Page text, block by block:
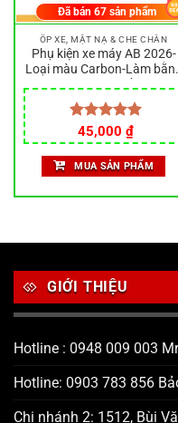
ỐP XE, MẶT NẠ & CHE CHẮN
Phụ kiện xe máy AB 2026-
Loại màu Carbon-Làm
Được xếp
hạng5.00
5 sao
45,000 ₫
Đã bán 67sản phẩm
MUA SẢN PHẨM
GIỚI THIỆU
Hotline : 0948 009 003
Hotline: 0903 783 856
Chi nhánh 2: 1512, Bùi